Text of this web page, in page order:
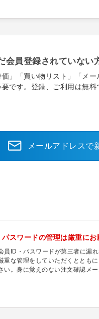
会員登録されていない
価」「買い物リスト」「メ
です。登録、ご利用は無料
メールアドレスで
パスワードの管理は厳重にお
員ID・パスワードが第三者に漏
重な管理をしていただくととも
い。身に覚えのない注文確認メ